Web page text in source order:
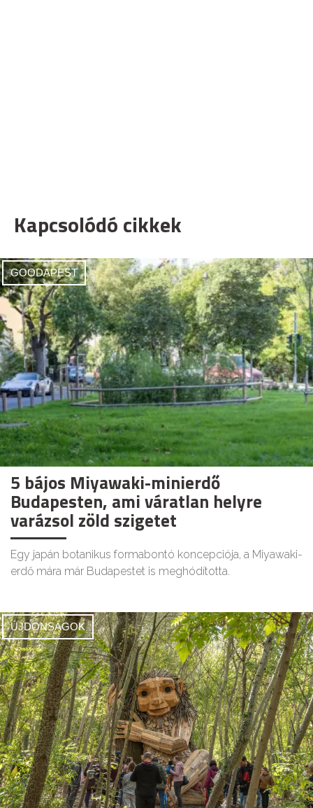
Kapcsolódó cikkek
GOODAPEST
5 bájos Miyawaki-minierdő
Budapesten, ami váratlan helyre
varázsol zöld szigetet
Egy japán botanikus formabontó koncepciója, a Miyawaki-
erdő mára már Budapestet is meghódította.
ÚJDONSÁGOK